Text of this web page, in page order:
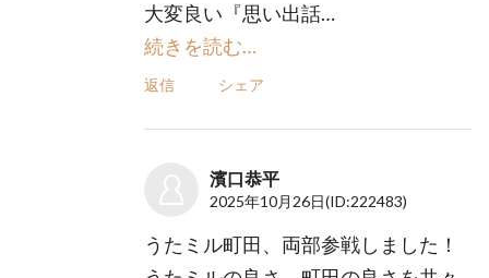
大変良い『思い出話…
続きを読む…
返信 シェア
濱口恭平
2025年10月26日(ID:222483)
うたミル町田、両部参戦しました！